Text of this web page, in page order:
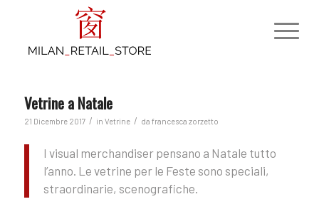
Vetrine a Natale
21 Dicembre 2017 / in Vetrine / da francesca zorzetto
I visual merchandiser pensano a Natale tutto
l’anno. Le vetrine per le Feste sono speciali,
straordinarie, scenografiche.